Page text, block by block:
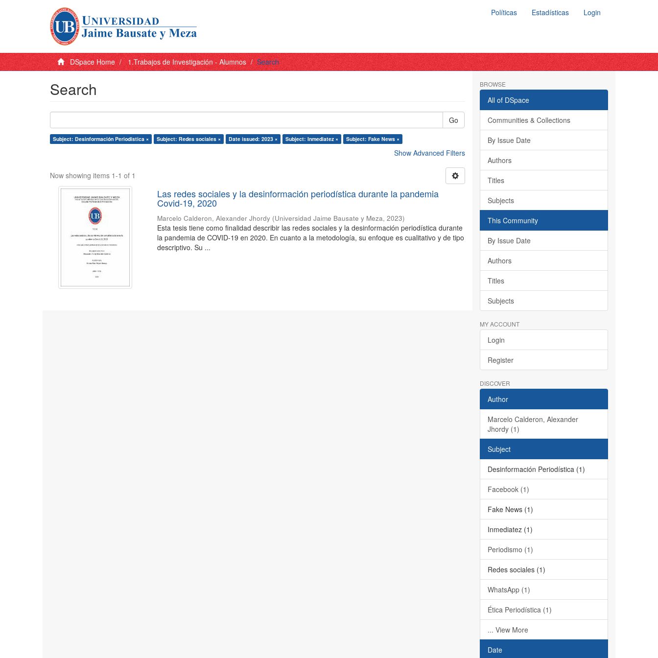
Políticas Estadísticas Login
DSpace Home 1.Trabajos de Investigación - Alumnos Search
Search
Go
Subject: Desinformación Periodística × Subject: Redes sociales × Date issued: 2023 × Subject: Inmediatez × Subject: Fake News ×
Show Advanced Filters
Now showing items 1-1 of 1
Las redes sociales y la desinformación periodística durante la pandemia
Covid-19, 2020
Marcelo Calderon, Alexander Jhordy (Universidad Jaime Bausate y Meza,2023)
Esta tesis tiene como finalidad describir las redes sociales y la desinformación periodística durante
la pandemia de COVID-19 en 2020. En cuanto a la metodología, su enfoque es cualitativo y de tipo
descriptivo. Su ...
BROWSE
All of DSpace
Communities & Collections
By Issue Date
Authors
Titles
Subjects
This Community
By Issue Date
Authors
Titles
Subjects
MY ACCOUNT
Login
Register
DISCOVER
Author
Marcelo Calderon, Alexander
Jhordy (1)
Subject
Desinformación Periodística (1)
Facebook (1)
Fake News (1)
Inmediatez (1)
Periodismo (1)
Redes sociales (1)
WhatsApp (1)
Ética Periodística (1)
... View More
Date